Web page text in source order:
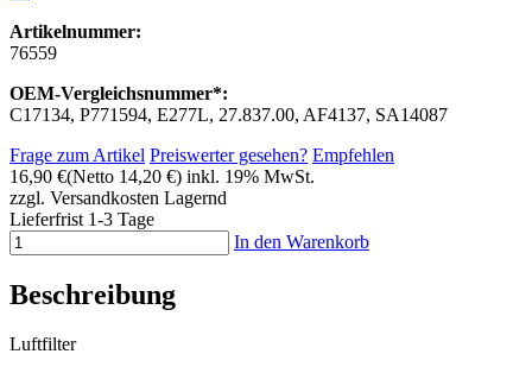
Artikelnummer:
76559
OEM-Vergleichsnummer*:
C17134, P771594, E277L, 27.837.00, AF4137, SA14087
Frage zum Artikel Preiswerter gesehen? Empfehlen
16,90 €(Netto 14,20 €) inkl. 19% MwSt.
zzgl. Versandkosten Lagernd
Lieferfrist 1-3 Tage
In den Warenkorb
Beschreibung
Luftfilter